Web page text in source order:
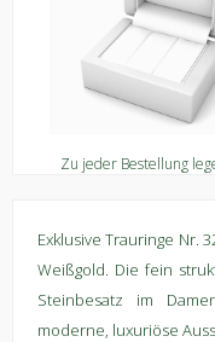
Zu jeder Bestellung
Exklusive Trauringe Nr.
Weißgold. Die fein
Steinbesatz im
moderne, luxuriöse